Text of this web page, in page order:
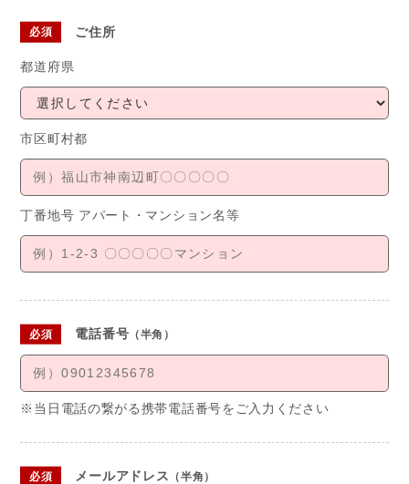
ご住所
都道府県
市区町村都
丁番地号 アパート・ マンション名等
電話番号 （半角）
※当日電話の繋がる携帯電話番号をご入力ください
メールアドレス （半角）